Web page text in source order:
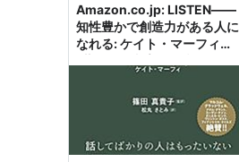
Amazon.co.jp: LISTEN――
知性豊かで創造力がある人に
なれる: ケイト・マーフィ
他), 松丸さとみ (翻訳): 本